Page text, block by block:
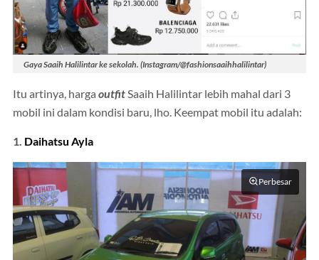
Gaya Saaih Halilintar ke sekolah. (Instagram/@fashionsaaihhalilintar)
Itu artinya, harga outfitSaaih Halilintar lebih mahal dari 3
mobil ini dalam kondisi baru, lho. Keempat mobil itu adalah:
1. Daihatsu Ayla
Perbesar